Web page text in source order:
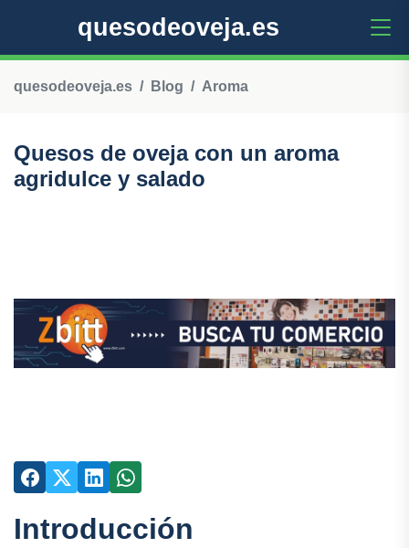
quesodeoveja.es
quesodeoveja.es Blog Aroma
Quesos de oveja con un aroma
agridulce y salado
Introducción